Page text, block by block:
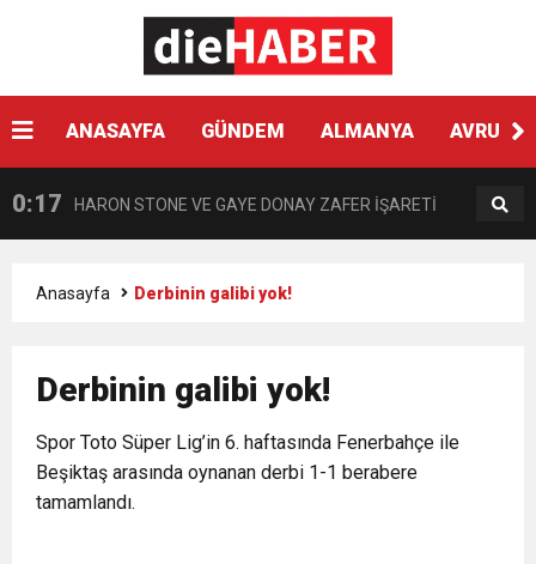
ANASAYFA GÜNDEM ALMANYA AVRUPA
Hyundai Yeni SANTA FE Amerika’da en iyi SUV
seçildi
0:28 VPN KULLANIRKEN NELERE DİKKAT EDİLMELİ?
0:17 HARON STONE VE GAYE DONAY ZAFER İŞARETİ
BULUŞUYOR
Anasayfa Derbinin galibi yok!
Derbinin galibi yok!
Spor Toto Süper Lig’in 6. haftasında Fenerbahçe ile
Beşiktaş arasında oynanan derbi 1-1 berabere
tamamlandı.